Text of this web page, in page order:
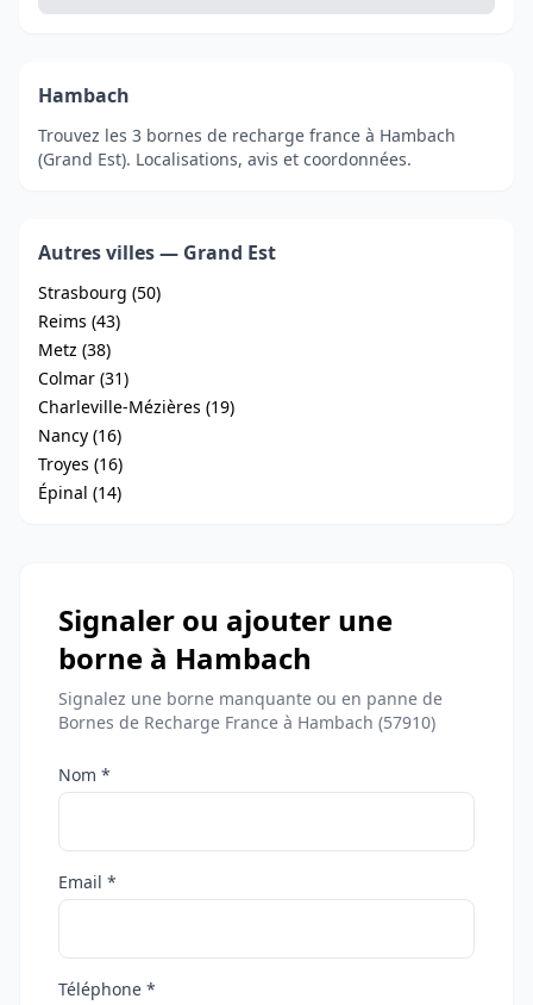
Hambach
Trouvez les 3 bornes de recharge france à Hambach
(Grand Est). Localisations, avis et coordonnées.
Autres villes — Grand Est
Strasbourg (50)
Reims (43)
Metz (38)
Colmar (31)
Charleville-Mézières (19)
Nancy (16)
Troyes (16)
Épinal (14)
Signaler ou ajouter une
borne à Hambach
Signalez une borne manquante ou en panne de
Bornes de Recharge France à Hambach (57910)
Nom *
Email *
Téléphone *